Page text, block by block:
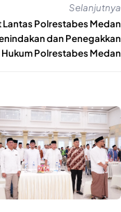
Selanjutnya
Lantas Polrestabes Medan
dan Penegakkan
Polrestabes Medan